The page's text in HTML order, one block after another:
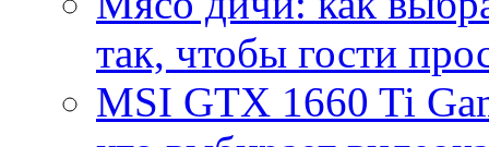
так, чтобы гости
MSI GTX 1660 Ti